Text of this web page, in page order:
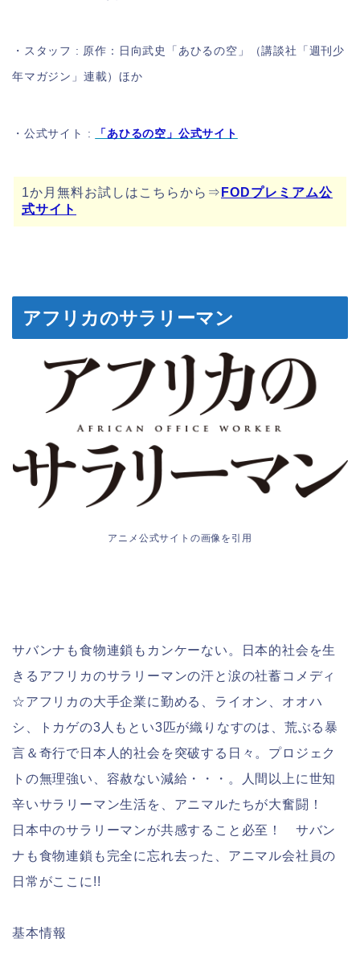
・スタッフ : 原作：日向武史「あひるの空」（講談社「週刊少
年マガジン」連載）ほか
・公式サイト : 「あひるの空」公式サイト
1か月無料お試しはこちらから⇒ FODプレミアム公
式サイト
アフリカのサラリーマン
アニメ公式サイトの画像を引用
サバンナも食物連鎖もカンケーない。日本的社会を生
きるアフリカのサラリーマンの汗と涙の社蓄コメディ
☆アフリカの大手企業に勤める、ライオン、オオハ
シ、トカゲの3人もとい3匹が織りなすのは、荒ぶる暴
言＆奇行で日本人的社会を突破する日々。プロジェク
トの無理強い、容赦ない減給・・・。人間以上に世知
辛いサラリーマン生活を、アニマルたちが大奮闘！
日本中のサラリーマンが共感すること必至！ サバン
ナも食物連鎖も完全に忘れ去った、アニマル会社員の
日常がここに!!
基本情報